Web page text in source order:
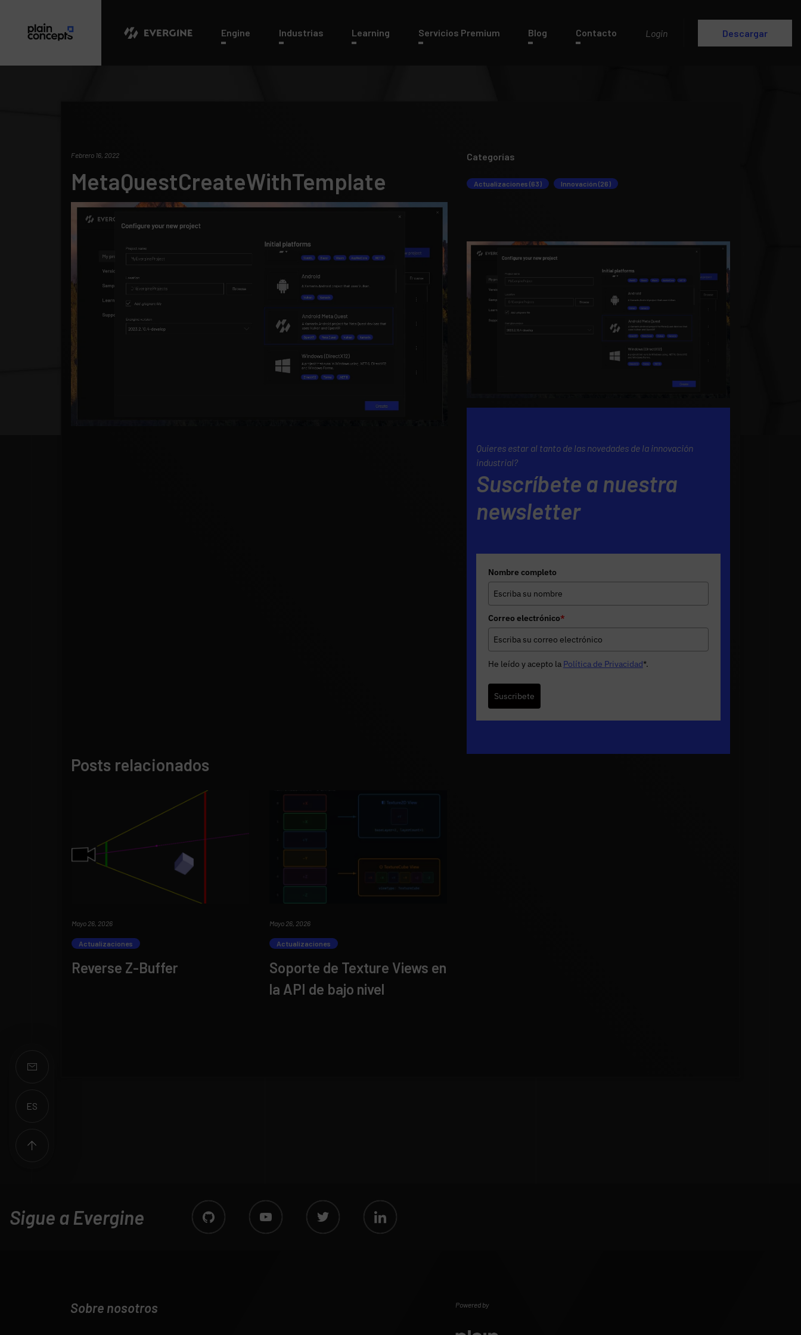
Engine Industrias Learning Servicios Premium Blog Contacto Login Descargar
ES
Febrero 16, 2022
MetaQuestCreateWithTemplate
Categorías
Actualizaciones (63) Innovación (26)
Quieres estar al tanto de las novedades de la innovación
industrial?
Suscríbete a nuestra
newsletter
Nombre completo
Correo electrónico*
He leído y acepto la Política de Privacidad*.
Suscribete
Posts relacionados
Mayo 26, 2026
Actualizaciones
Reverse Z-Buffer
Mayo 26, 2026
Actualizaciones
Soporte de Texture Views en
la API de bajo nivel
Sigue a Evergine
Sobre nosotros Powered by